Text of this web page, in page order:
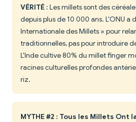
VÉRITÉ : Les millets sont des
depuis plus de 10 000 ans. L'ONU a
Internationale des Millets » pour
traditionnelles, pas pour introduire
L'Inde cultive 80% du millet finger
racines culturelles profondes
riz.
MYTHE #2 : Tous les Millets Ont